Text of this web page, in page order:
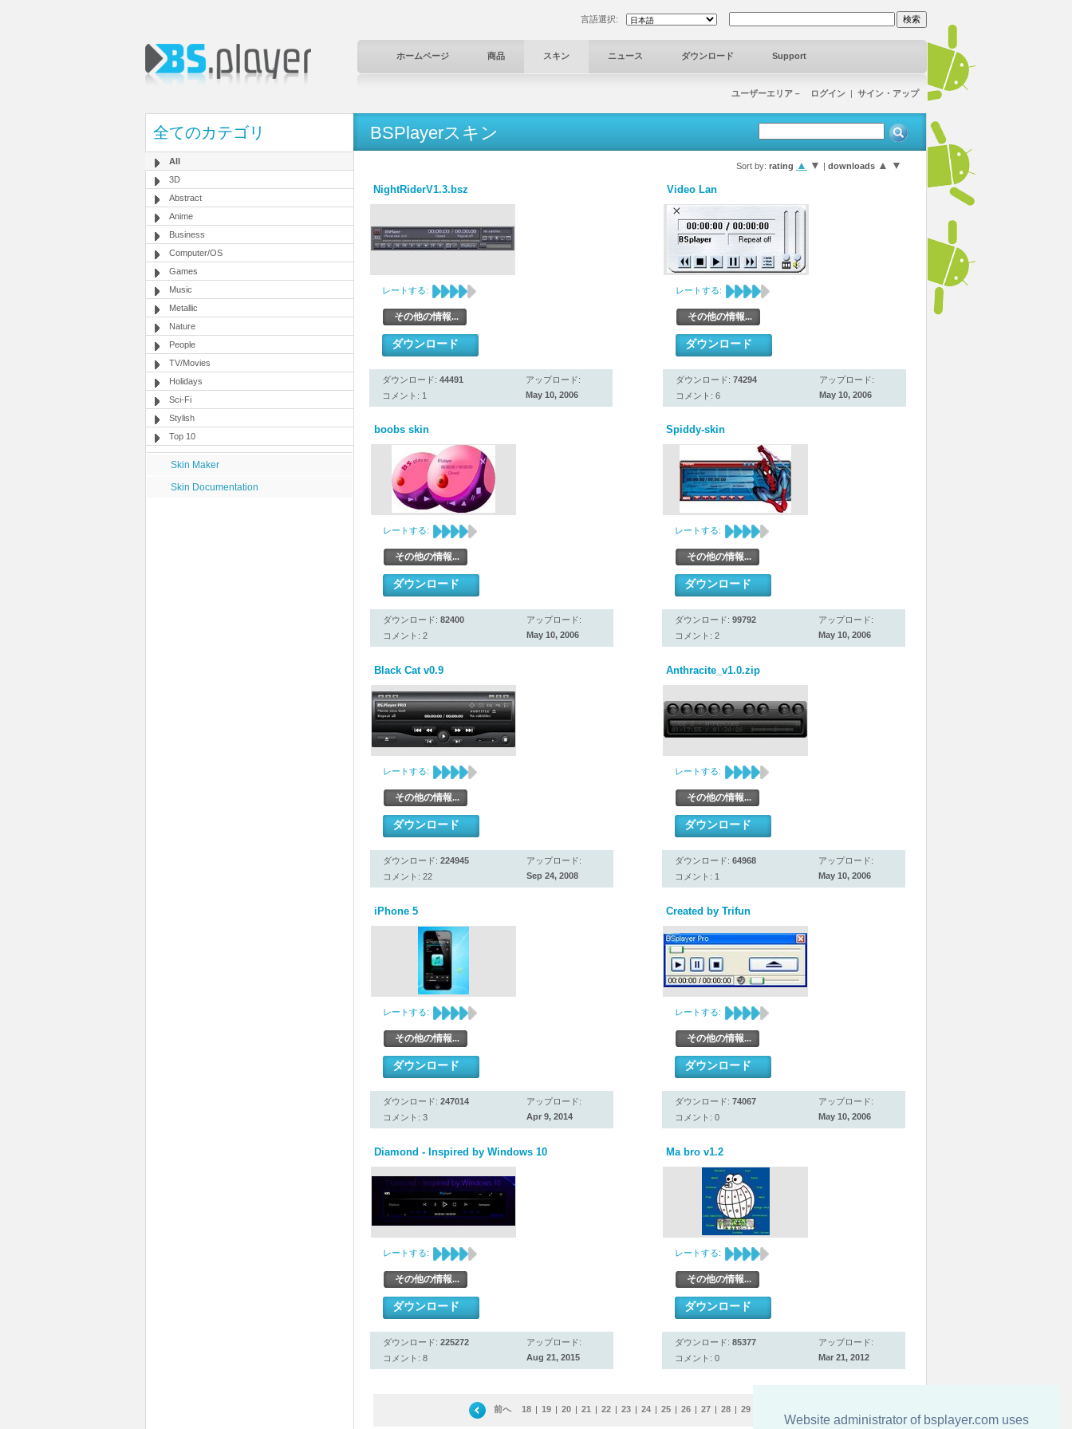
Website administrator of bsplayer.com uses
言語選択:
ホームページ 商品 スキン ニュース ダウンロード Support
ユーザーエリア－ ログイン | サイン・アップ
全てのカテゴリ
All
3D
Abstract
Anime
Business
Computer/OS
Games
Music
Metallic
Nature
People
TV/Movies
Holidays
Sci-Fi
Stylish
Top 10
Skin Maker
Skin Documentation
BSPlayerスキン
Sort by: rating ▲ ▼ | downloads ▲ ▼
NightRiderV1.3.bsz
レートする:
その他の情報...
ダウンロード
ダウンロード: 44491
コメント: 1
アップロード:
May 10, 2006
Video Lan
レートする:
その他の情報...
ダウンロード
ダウンロード: 74294
コメント: 6
アップロード:
May 10, 2006
boobs skin
レートする:
その他の情報...
ダウンロード
ダウンロード: 82400
コメント: 2
アップロード:
May 10, 2006
Spiddy-skin
レートする:
その他の情報...
ダウンロード
ダウンロード: 99792
コメント: 2
アップロード:
May 10, 2006
Black Cat v0.9
レートする:
その他の情報...
ダウンロード
ダウンロード: 224945
コメント: 22
アップロード:
Sep 24, 2008
Anthracite_v1.0.zip
レートする:
その他の情報...
ダウンロード
ダウンロード: 64968
コメント: 1
アップロード:
May 10, 2006
iPhone 5
レートする:
その他の情報...
ダウンロード
ダウンロード: 247014
コメント: 3
アップロード:
Apr 9, 2014
Created by Trifun
レートする:
その他の情報...
ダウンロード
ダウンロード: 74067
コメント: 0
アップロード:
May 10, 2006
Diamond - Inspired by Windows 10
レートする:
その他の情報...
ダウンロード
ダウンロード: 225272
コメント: 8
アップロード:
Aug 21, 2015
Ma bro v1.2
レートする:
その他の情報...
ダウンロード
ダウンロード: 85377
コメント: 0
アップロード:
Mar 21, 2012
前へ 18 19 20 21 22 23 24 25 26 27 28 29